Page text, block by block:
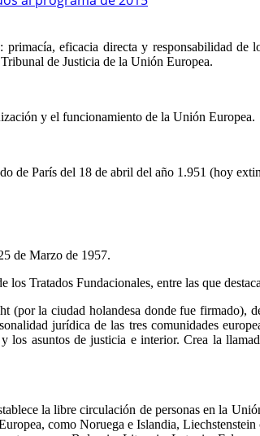
eficacia directa y responsabilidad
de Justicia de la Unión Europea.
y el funcionamiento de la Unión Europea.
París del 18 de abril del año 1.951 (hoy
de Marzo de 1957.
Tratados Fundacionales, entre las que
(por la ciudad holandesa donde fue
jurídica de las tres comunidades
asuntos de justicia e interior. Crea la
la libre circulación de personas en la
como Noruega e Islandia,